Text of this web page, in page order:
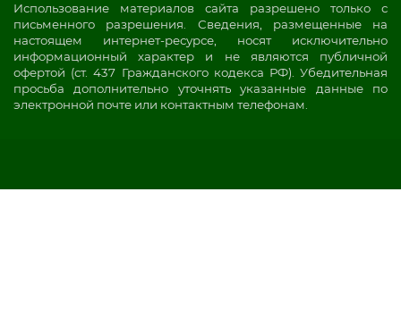
Использование материалов сайта разрешено только с
письменного разрешения. Сведения, размещенные на
настоящем интернет-ресурсе, носят исключительно
информационный характер и не являются публичной
офертой (ст. 437 Гражданского кодекса РФ). Убедительная
просьба дополнительно уточнять указанные данные по
электронной почте или контактным телефонам.